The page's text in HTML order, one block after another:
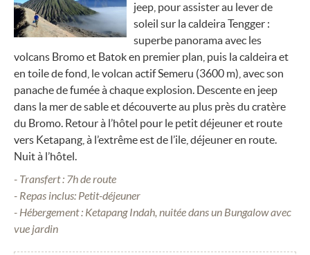
jeep, pour assister au lever de
soleil sur la caldeira Tengger :
superbe panorama avec les
volcans Bromo et Batok en premier plan, puis la caldeira et
en toile de fond, le volcan actif Semeru (3600 m), avec son
panache de fumée à chaque explosion. Descente en jeep
dans la mer de sable et découverte au plus près du cratère
du Bromo. Retour à l’hôtel pour le petit déjeuner et route
vers Ketapang, à l’extrême est de l’ile, déjeuner en route.
Nuit à l’hôtel.
- Transfert : 7h de route
- Repas inclus: Petit-déjeuner
- Hébergement : Ketapang Indah, nuitée dans un Bungalow avec
vue jardin